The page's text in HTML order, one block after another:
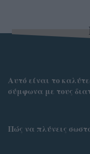
Αυτό είναι το
σύμφωνα με τους
Πώς να πλύνεις